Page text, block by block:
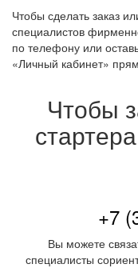
Чтобы сделать заказ
специалистов
по телефону или
«Личный кабинет»
Чтобы
+7
Вы можете
специалисты